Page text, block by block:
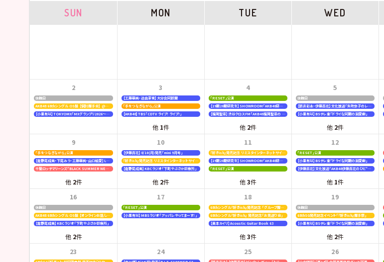
SUN MON TUE WED
休館日
AKB48 68thシングル OS盤 【個別握手会】 @パシフィコ横浜
【小栗有以】TOKYOMX「MXグランプリ2026～異端芸人決定戦～」
2
【工藤華純・迫由芽実】大分合同新聞
「手をつなぎながら」公演
【AKB48】TBS「CDTV ライブ! ライブ!」
他 1件
3
「ＲＥＳＥＴ」公演
【19期20期研究生】SHOWROOM「AKB48研究生パレット 〜多彩な魅力をお届け〜」
【福岡聖菜】渋谷クロスFM「AKB48福岡聖菜の あなたに福を届けますらじお☆」
他 2件
4
休館日
【新井彩永・伊藤百花】文化放送「矢吹奈子のレコメン！」
【小栗有以】BSテレ東「ドライな同期の溺愛癖」
他 2件
5
「手をつなぎながら」公演
【倉野尾成美・下尾みう・工藤華純・山口結愛】LOVE FM「AKB48九州放送部！」
千葉ロッテマリーンズ「BLACK SUMMER WEEK supported by クーリッシュ」
他 2件
9
【伊藤百花】8/10(月)発売「mini 9月号」
『好きish』発売記念 リミスタインターネットサイン会
【倉野尾成美】KBCラジオ「下町やぶさか診療所」
他 2件
10
『好きish』発売記念 リミスタインターネットサイン会
【19期20期研究生】SHOWROOM「AKB48研究生パレット 〜多彩な魅力をお届け〜」
「ＲＥＳＥＴ」公演
他3件
11
「ＲＥＳＥＴ」公演
【小栗有以】BSテレ東「ドライな同期の溺愛癖」
【伊藤百花】文化放送「AKB48伊藤百花のひと“花”咲かせたいっ！」
他 1件
12
休館日
AKB48 68thシングル OS盤 【オンラインお話し会】
【倉野尾成美】KBCラジオ「下町やぶさか診療所」
他 2件
16
「ＲＥＳＥＴ」公演
【小栗有以】MBSラジオ「アッパレやってまーす！」
17
68thシングル『好きish』発売記念 「グループ握手会」
68thシングル『好きish』 発売記念「お見送り会」
【奥本カイリ】Acoustic Guitar Book 63
他3件
18
休館日
68thSG発売記念イベント「『好きish』握手祭」
【小栗有以】BSテレ東「ドライな同期の溺愛癖」
他 2件
19
23 24 25 26